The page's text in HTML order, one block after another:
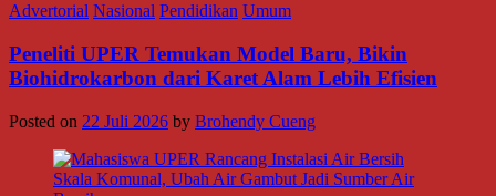
Advertorial Nasional Pendidikan Umum
Peneliti UPER Temukan Model Baru, Bikin
Biohidrokarbon dari Karet Alam Lebih Efisien
Posted on 22 Juli 2026 by Brohendy Cueng